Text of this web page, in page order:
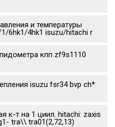
и температуры
6hk1/4hk1 isuzu/hitachi r
кпп zf9s1110
isuzu fsr34 bvp ch*
к-т на 1 циил. hitachi: zaxis
tra\\ tra01(2,72,13)